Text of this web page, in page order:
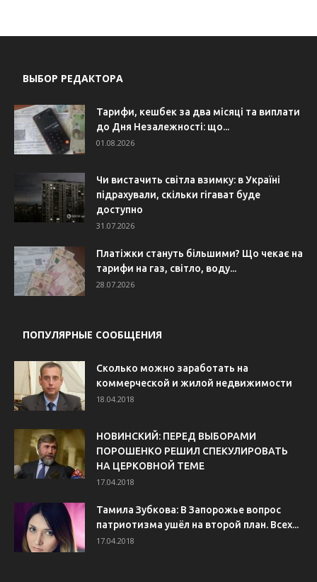
ВЫБОР РЕДАКТОРА
Тарифи, кешбек за два місяці та виплати
до Дня Незалежності: що...
01.08.2026
Чи вистачить світла взимку: в Україні
підрахували, скільки гігават буде
доступно
31.07.2026
Платіжки стануть більшими? Що чекає на
тарифи на газ, світло, воду...
28.07.2026
ПОПУЛЯРНЫЕ СООБЩЕНИЯ
Сколько можно заработать на
коммерческой и жилой недвижимости
18.04.2018
НОВИНСКИЙ: ПЕРЕД ВЫБОРАМИ
ПОРОШЕНКО РЕШИЛ СПЕКУЛИРОВАТЬ
НА ЦЕРКОВНОЙ ТЕМЕ
17.04.2018
Тамила Зубкова: В Запорожье вопрос
патриотизма ушёл на второй план. Всех...
17.04.2018